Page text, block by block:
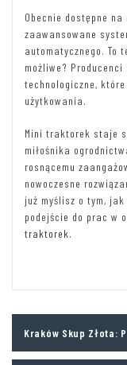
Obecnie dostępne
zaawansowane
automatycznego. To
możliwe?
technologiczne,
użytkowania.
Mini traktorek staje
miłośnika
rosnącemu
nowoczesne
już myślisz o tym,
podejście do prac w
traktorek.
wpisu
Kraków Skup Złota: